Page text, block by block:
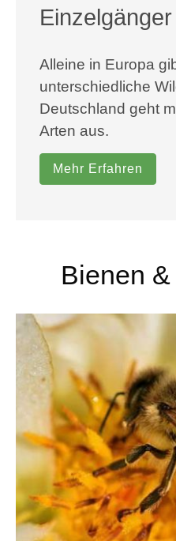
Einzelgänger
Alleine in Europa
unterschiedliche
Deutschland geht
Arten aus.
Mehr Erfahren
Bienen